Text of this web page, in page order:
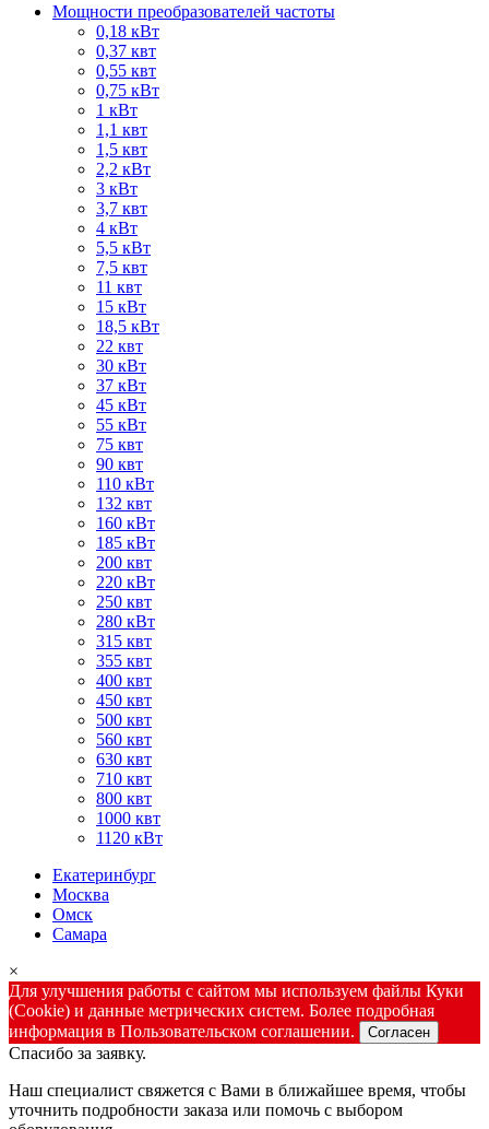
Мощности преобразователей частоты
0,18 кВт
0,37 квт
0,55 квт
0,75 кВт
1 кВт
1,1 квт
1,5 квт
2,2 кВт
3 кВт
3,7 квт
4 кВт
5,5 кВт
7,5 квт
11 квт
15 кВт
18,5 кВт
22 квт
30 кВт
37 кВт
45 кВт
55 кВт
75 квт
90 квт
110 кВт
132 квт
160 кВт
185 кВт
200 квт
220 кВт
250 квт
280 кВт
315 квт
355 квт
400 квт
450 квт
500 квт
560 квт
630 квт
710 квт
800 квт
1000 квт
1120 кВт
Екатеринбург
Москва
Омск
Самара
×
Для улучшения работы с сайтом мы используем файлы Куки
(Cookie) и данные метрических систем. Более подробная
информация в Пользовательском соглашении.
Согласен
Спасибо за заявку.
Наш специалист свяжется с Вами в ближайшее время, чтобы
уточнить подробности заказа или помочь с выбором